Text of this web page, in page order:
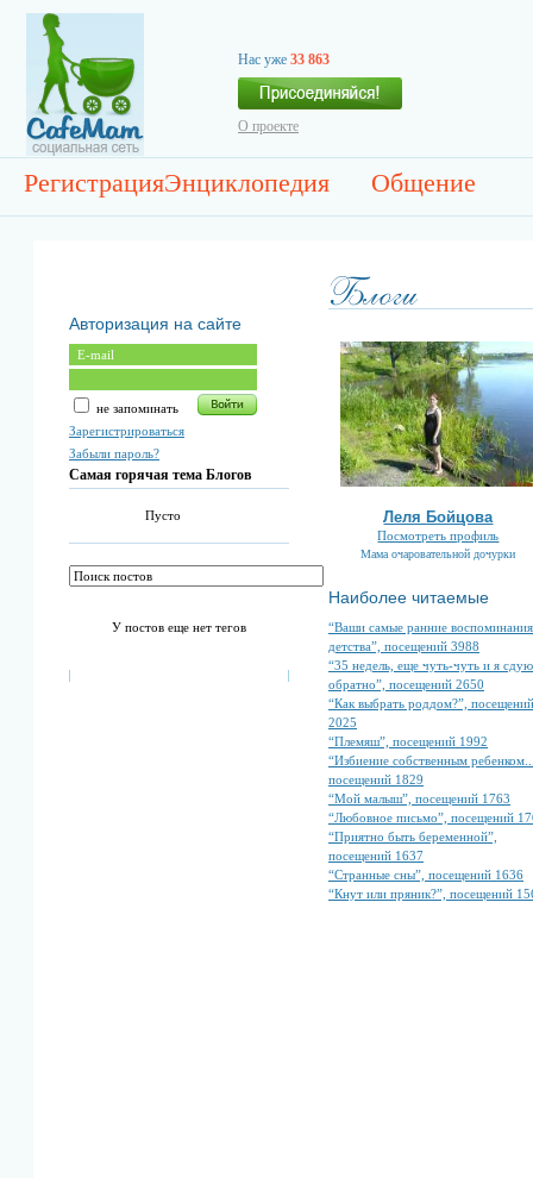
Нас уже 33 863
О проекте
РегистрацияЭнциклопедия Общение
Авторизация на сайте
не запоминать
Зарегистрироваться
Забыли пароль?
Самая горячая тема Блогов
Пусто
У постов еще нет тегов
Леля Бойцова
Посмотреть профиль
Мама очаровательной дочурки
Наиболее читаемые
“Ваши самые ранние
детства”, посещений 3988
“35 недель, еще чуть-чуть и я
обратно”, посещений 2650
“Как выбрать роддом?”, посещений
2025
“Племяш”, посещений 1992
“Избиение собственным
посещений 1829
“Мой малыш”, посещений 1763
“Любовное письмо”, посещений
“Приятно быть беременной”,
посещений 1637
“Странные сны”, посещений 1636
“Кнут или пряник?”, посещений